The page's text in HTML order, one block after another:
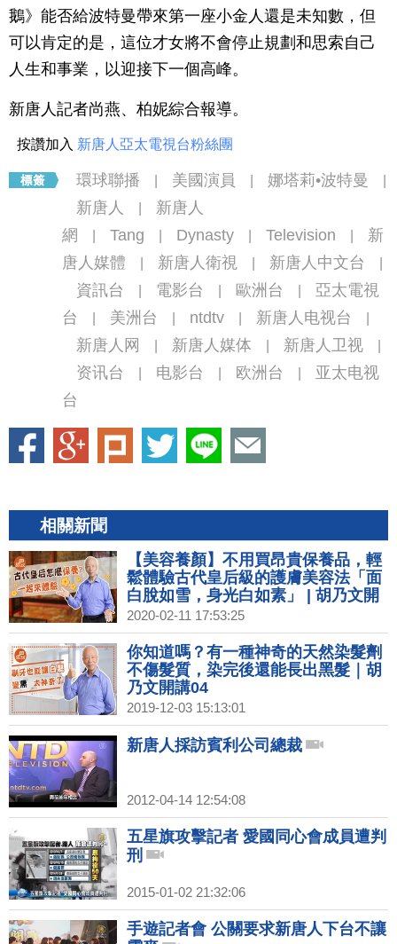
鵝》能否給波特曼帶來第一座小金人還是未知數，但
可以肯定的是，這位才女將不會停止規劃和思索自己
人生和事業，以迎接下一個高峰。
新唐人記者尚燕、柏妮綜合報導。
按讚加入 新唐人亞太電視台粉絲團
環球聯播 美國演員 娜塔莉•波特曼
新唐人
新唐人
網
Tang Dynasty Television
新
唐人媒體
新唐人衛視 新唐人中文台
資訊台 電影台 歐洲台
亞太電視
台
美洲台 ntdtv 新唐人电视台
新唐人网 新唐人媒体 新唐人卫视
资讯台 电影台 欧洲台
亚太电视
台
相關新聞
【美容養顏】不用買昂貴保養品，輕
鬆體驗古代皇后級的護膚美容法「面
白脫如雪，身光白如素」 | 胡乃文開
講02
2020-02-11 17:53:25
你知道嗎？有一種神奇的天然染髮劑
不傷髮質，染完後還能長出黑髮｜胡
乃文開講04
2019-12-03 15:13:01
新唐人採訪賓利公司總裁
2012-04-14 12:54:08
五星旗攻擊記者 愛國同心會成員遭判
刑
2015-01-02 21:32:06
手遊記者會 公關要求新唐人下台不讓